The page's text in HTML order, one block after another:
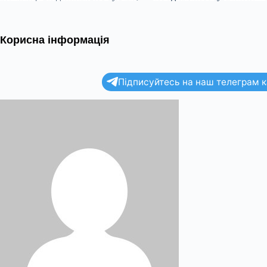
Корисна інформація
Підписуйтесь на наш телеграм